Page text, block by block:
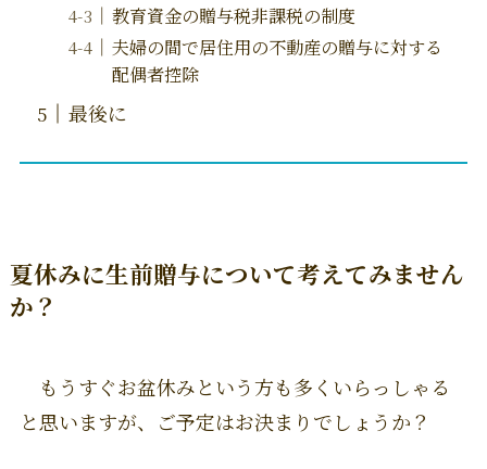
教育資金の贈与税非課税の制度
夫婦の間で居住用の不動産の贈与に対する
配偶者控除
最後に
夏休みに生前贈与について考えてみません
か？
もうすぐお盆休みという方も多くいらっしゃる
と思いますが、ご予定はお決まりでしょうか？